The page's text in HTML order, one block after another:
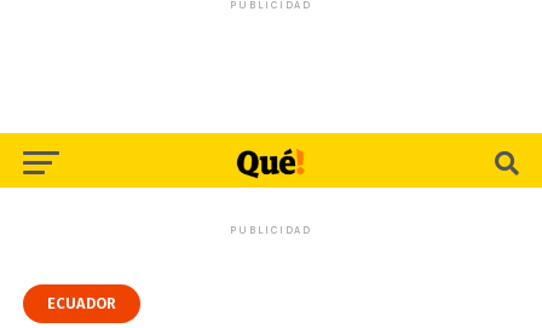
PUBLICIDAD
PUBLICIDAD
ECUADOR